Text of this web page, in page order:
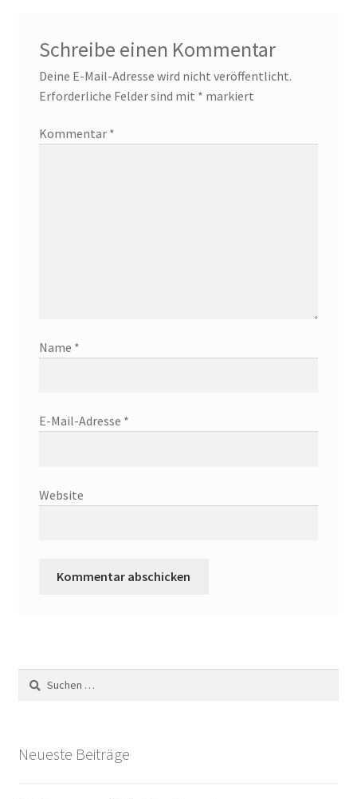
Schreibe einen Kommentar
Deine E-Mail-Adresse wird nicht veröffentlicht.
Erforderliche Felder sind mit * markiert
Kommentar *
Name *
E-Mail-Adresse *
Website
Suchen
nach:
Neueste Beiträge